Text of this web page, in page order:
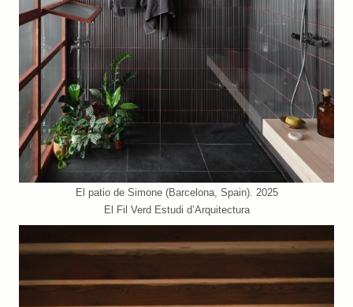
El patio de Simone (Barcelona, Spain). 2025
El Fil Verd Estudi d’Arquitectura